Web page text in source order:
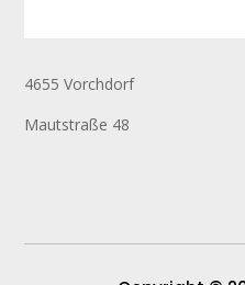
4655 Vorchdorf
Mautstraße 48